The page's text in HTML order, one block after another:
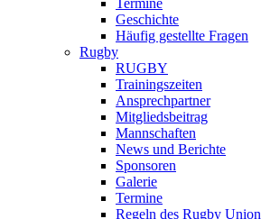
Termine
Geschichte
Häufig gestellte Fragen
Rugby
RUGBY
Trainingszeiten
Ansprechpartner
Mitgliedsbeitrag
Mannschaften
News und Berichte
Sponsoren
Galerie
Termine
Regeln des Rugby Union